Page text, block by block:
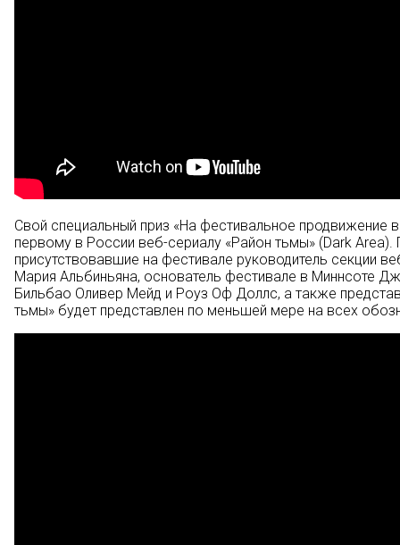
Свой специальный приз «На фестивальное продвижение
первому в России веб-сериалу «Район тьмы» (Dark
присутствовавшие на фестивале руководитель секции
Мария Альбиньяна, основатель фестивале в Миннсоте
Бильбао Оливер Мейд и Роуз Оф Доллс, а также
тьмы» будет представлен по меньшей мере на всех